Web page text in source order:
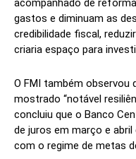
acompanhado de
gastos e diminuam as
credibilidade fiscal,
criaria espaço para
O FMI também observou
mostrado “notável
concluiu que o Banco
de juros em março e abril
com o regime de metas